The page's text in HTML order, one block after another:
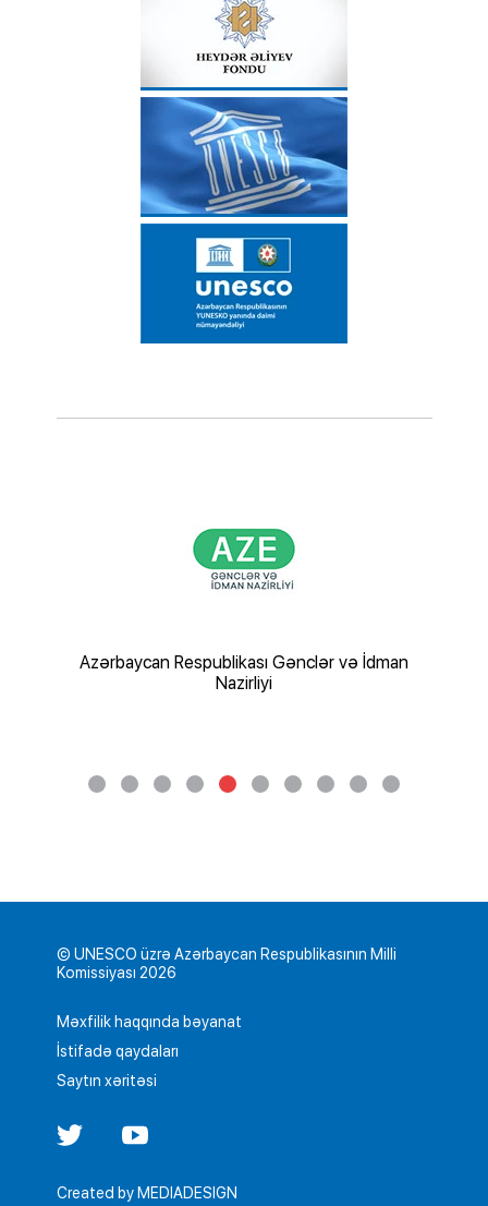
Azərbaycan Respublikası Gənclər və İdman
Nazirliyi
© UNESCO üzrə Azərbaycan Respublikasının Milli
Komissiyası 2026
Məxfilik haqqında bəyanat
İstifadə qaydaları
Saytın xəritəsi
Created by MEDIADESIGN